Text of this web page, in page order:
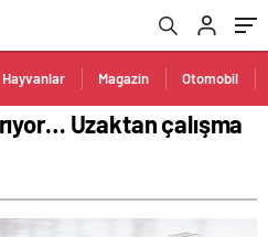
Hayvanlar Magazin Otomobil
Uzaktan çalışma